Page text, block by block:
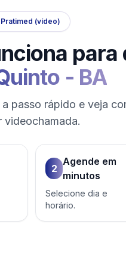
(vídeo)
para
- BA
passo rápido e veja
videochamada.
2
Agende em
minutos
Selecione dia e
horário.